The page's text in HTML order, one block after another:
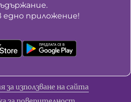
едно приложение!
за използване на сайта